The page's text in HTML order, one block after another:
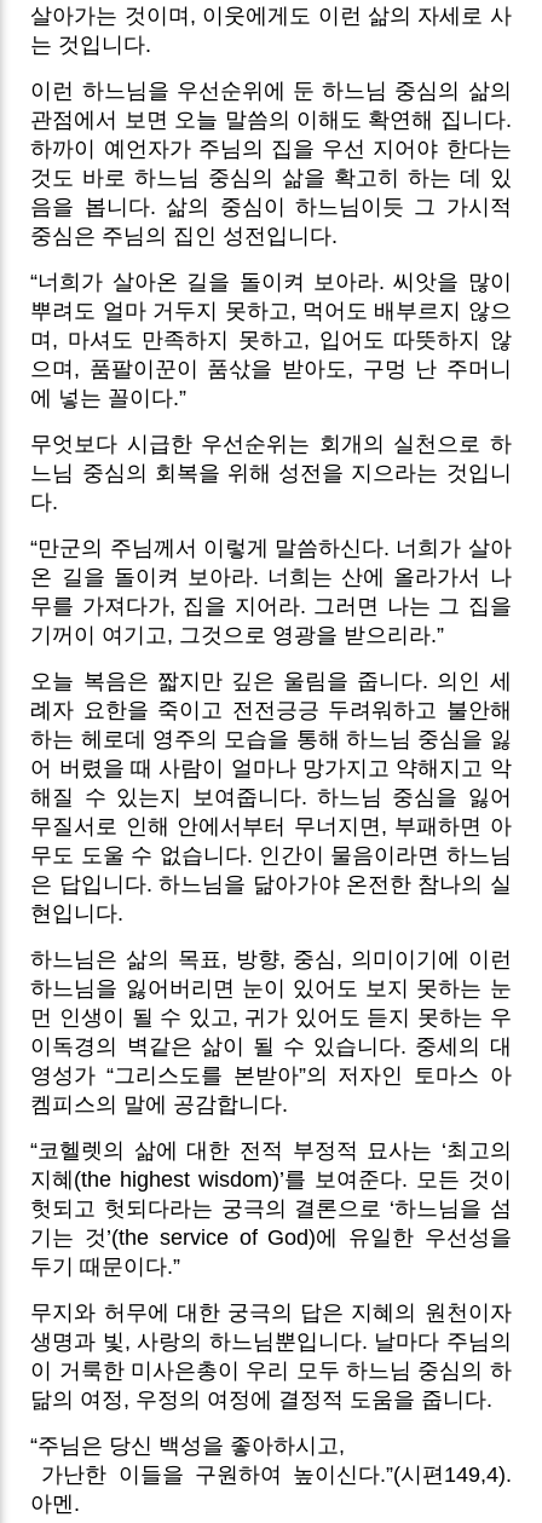
살아가는 것이며, 이웃에게도 이런 삶의 자세로 사
는 것입니다.
이런 하느님을 우선순위에 둔 하느님 중심의 삶의
관점에서 보면 오늘 말씀의 이해도 확연해 집니다.
하까이 예언자가 주님의 집을 우선 지어야 한다는
것도 바로 하느님 중심의 삶을 확고히 하는 데 있
음을 봅니다. 삶의 중심이 하느님이듯 그 가시적
중심은 주님의 집인 성전입니다.
“너희가 살아온 길을 돌이켜 보아라. 씨앗을 많이
뿌려도 얼마 거두지 못하고, 먹어도 배부르지 않으
며, 마셔도 만족하지 못하고, 입어도 따뜻하지 않
으며, 품팔이꾼이 품삯을 받아도, 구멍 난 주머니
에 넣는 꼴이다.”
무엇보다 시급한 우선순위는 회개의 실천으로 하
느님 중심의 회복을 위해 성전을 지으라는 것입니
다.
“만군의 주님께서 이렇게 말씀하신다. 너희가 살아
온 길을 돌이켜 보아라. 너희는 산에 올라가서 나
무를 가져다가, 집을 지어라. 그러면 나는 그 집을
기꺼이 여기고, 그것으로 영광을 받으리라.”
오늘 복음은 짧지만 깊은 울림을 줍니다. 의인 세
례자 요한을 죽이고 전전긍긍 두려워하고 불안해
하는 헤로데 영주의 모습을 통해 하느님 중심을 잃
어 버렸을 때 사람이 얼마나 망가지고 약해지고 악
해질 수 있는지 보여줍니다. 하느님 중심을 잃어
무질서로 인해 안에서부터 무너지면, 부패하면 아
무도 도울 수 없습니다. 인간이 물음이라면 하느님
은 답입니다. 하느님을 닮아가야 온전한 참나의 실
현입니다.
하느님은 삶의 목표, 방향, 중심, 의미이기에 이런
하느님을 잃어버리면 눈이 있어도 보지 못하는 눈
먼 인생이 될 수 있고, 귀가 있어도 듣지 못하는 우
이독경의 벽같은 삶이 될 수 있습니다. 중세의 대
영성가 “그리스도를 본받아”의 저자인 토마스 아
켐피스의 말에 공감합니다.
“코헬렛의 삶에 대한 전적 부정적 묘사는 ‘최고의
지혜(the highest wisdom)’를 보여준다. 모든 것이
헛되고 헛되다라는 궁극의 결론으로 ‘하느님을 섬
기는 것’(the service of God)에 유일한 우선성을
두기 때문이다.”
무지와 허무에 대한 궁극의 답은 지혜의 원천이자
생명과 빛, 사랑의 하느님뿐입니다. 날마다 주님의
이 거룩한 미사은총이 우리 모두 하느님 중심의 하
닮의 여정, 우정의 여정에 결정적 도움을 줍니다.
“주님은 당신 백성을 좋아하시고,
가난한 이들을 구원하여 높이신다.”(시편149,4).
아멘.